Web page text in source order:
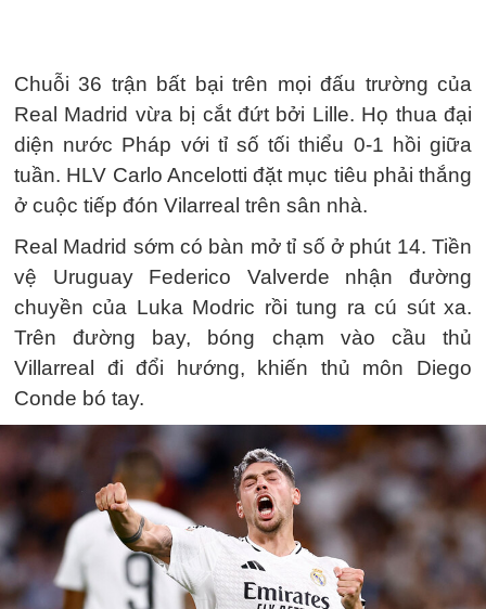
Chuỗi 36 trận bất bại trên mọi đấu trường của
Real Madrid vừa bị cắt đứt bởi Lille. Họ thua đại
diện nước Pháp với tỉ số tối thiểu 0-1 hồi giữa
tuần. HLV Carlo Ancelotti đặt mục tiêu phải thắng
ở cuộc tiếp đón Vilarreal trên sân nhà.
Real Madrid sớm có bàn mở tỉ số ở phút 14. Tiền
vệ Uruguay Federico Valverde nhận đường
chuyền của Luka Modric rồi tung ra cú sút xa.
Trên đường bay, bóng chạm vào cầu thủ
Villarreal đi đổi hướng, khiến thủ môn Diego
Conde bó tay.